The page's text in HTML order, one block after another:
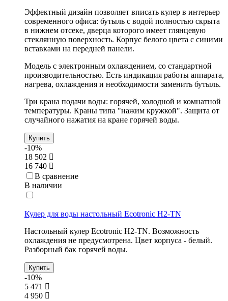
Эффектный дизайн позволяет вписать кулер в интерьер
современного офиса: бутыль с водой полностью скрыта
в нижнем отсеке, дверца которого имеет глянцевую
стеклянную поверхность. Корпус белого цвета с синими
вставками на передней панели.
Модель с электронным охлаждением, со стандартной
производительностью. Есть индикация работы аппарата,
нагрева, охлаждения и необходимости заменить бутыль.
Три крана подачи воды: горячей, холодной и комнатной
температуры. Краны типа "нажим кружкой". Защита от
случайного нажатия на кране горячей воды.
Купить
-10%
18 502
16 740
В сравнение
В наличии
Кулер для воды настольный Ecotronic H2-TN
Настольный кулер Ecotronic H2-TN. Возможность
охлаждения не предусмотрена. Цвет корпуса - белый.
Разборный бак горячей воды.
Купить
-10%
5 471
4 950